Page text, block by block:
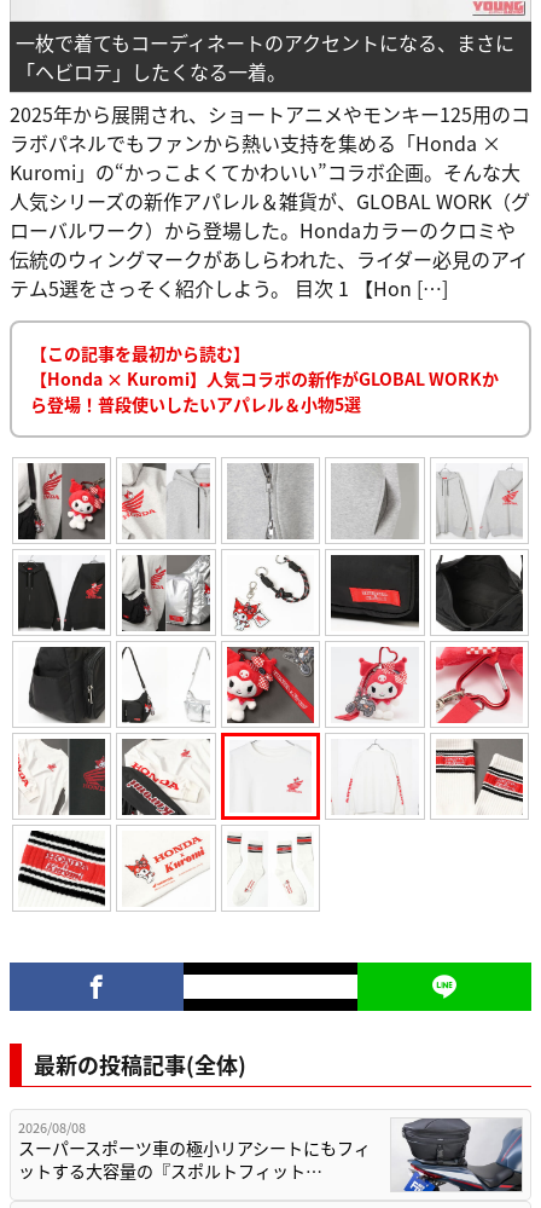
一枚で着てもコーディネートのアクセントになる、まさに
「ヘビロテ」したくなる一着。
2025年から展開され、ショートアニメやモンキー125用のコ
ラボパネルでもファンから熱い支持を集める「Honda ×
Kuromi」の“かっこよくてかわいい”コラボ企画。そんな大
人気シリーズの新作アパレル＆雑貨が、GLOBAL WORK（グ
ローバルワーク）から登場した。Hondaカラーのクロミや
伝統のウィングマークがあしらわれた、ライダー必見のアイ
テム5選をさっそく紹介しよう。 目次 1 【Hon […]
【この記事を最初から読む】
【Honda × Kuromi】人気コラボの新作がGLOBAL WORKか
ら登場！普段使いしたいアパレル＆小物5選
最新の投稿記事(全体)
2026/08/08
スーパースポーツ車の極小リアシートにもフィ
ットする大容量の『スポルトフィット…